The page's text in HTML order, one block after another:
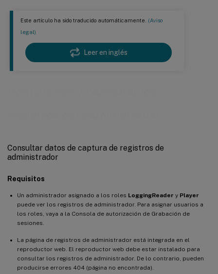
Este artículo ha sido traducido automáticamente. (Aviso
legal)
Leer en inglés
Consultar datos de captura de registros de
administrador
Requisitos
Un administrador asignado a los roles LoggingReader y Player
puede ver los registros de administrador. Para asignar usuarios a
los roles, vaya a la Consola de autorización de Grabación de
sesiones.
La página de registros de administrador está integrada en el
reproductor web. El reproductor web debe estar instalado para
consultar los registros de administrador. De lo contrario, pueden
producirse errores 404 (página no encontrada).